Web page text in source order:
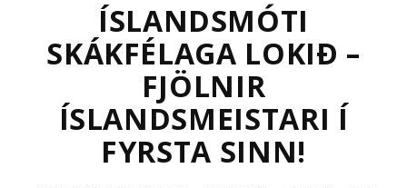
ÍSLANDSMÓTI
SKÁKFÉLAGA LOKIÐ –
FJÖLNIR
ÍSLANDSMEISTARI Í
FYRSTA SINN!